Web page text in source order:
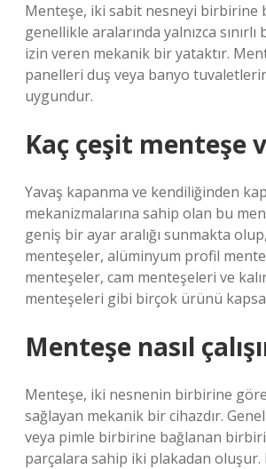
Menteşe, iki sabit nesneyi birbirine
genellikle aralarında yalnızca sınırlı
izin veren mekanik bir yataktır.
panelleri duş veya banyo
uygundur.
Kaç çeşit menteşe
Yavaş kapanma ve kendiliğinden
mekanizmalarına sahip olan bu
geniş bir ayar aralığı sunmakta olup,
menteşeler, alüminyum profil
menteşeler, cam menteşeleri ve
menteşeleri gibi birçok ürünü
Menteşe nasıl
Menteşe, iki nesnenin birbirine
sağlayan mekanik bir cihazdır.
veya pimle birbirine bağlanan
parçalara sahip iki plakadan